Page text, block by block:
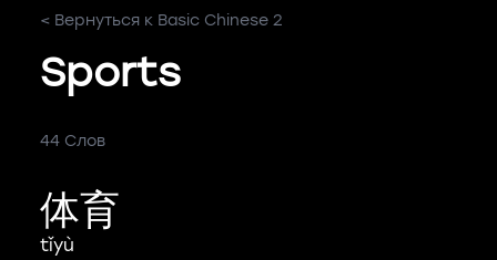
< Вернуться к Basic Chinese 2
Sports
44 Слов
体育
tǐyù